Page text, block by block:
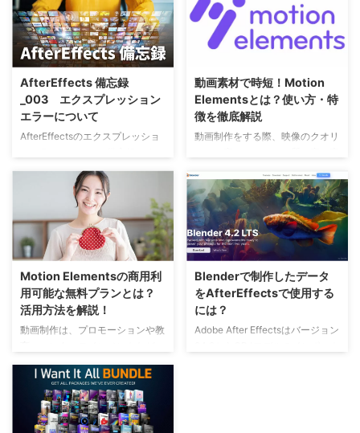
AfterEffects 備忘録
_003 エクスプレッション
エラーについて
AfterEffectsのエクスプレッショ
自身で作成していない支給データ
やテンプレートなどを使用してる
と思いもしないエラーが起こりま
す。その一部をまとめてみまし
た。 エクスプレッションエンジ
ンの違いによるエラー 上記のよ
うに『「style」という名前のプ
ロパティまたはメソッドが見つか
らない〜』などのエラーメッセー
ジが表示されることがあります。
スクリプトに間違えがあるように
スプレッションのエンジンの違い
によるものでし ...
動画素材で時短！Motion
Elementsとは？使い方・特
徴を徹底解説
動画制作をする際、映像のクオリ
ェクトの期限が迫っているとき
や、アイデアに行き詰まったとき
に頼りになるのが、動画素材を提
供してくれる「Motion
Elements（モーションエレメン
ツ）」です。 本記事では私もお
世話になっている「Motion
Elements（モーションエレメン
ツ）」の魅力と使い方について、
他サイトとも比較しながらご紹介
Motion Elementsの商用利
用可能な無料プランとは？
活用方法を解説！
動画制作は、プロモーションや教
す。しかし、動画制作に必要な素
材をすべて自分で準備するのは時
間もコストもかかるため、多くの
クリエイターが素材提供サービス
Blenderで制作したデータ
をAfterEffectsで使用する
には？
Adobe After Effectsはバージョン